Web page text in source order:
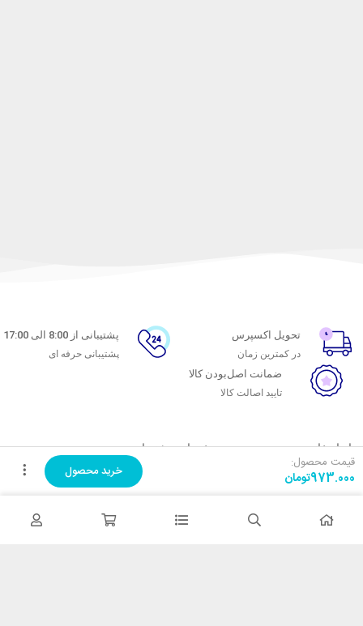
قیمت محصول:
تومان973.000 خرید محصول
تحویل اکسپرس
در کمترین زمان
پشتیبانی از 8:00 الی 17:00
پشتیبانی حرفه ای
ضمانت اصل‌بودن کالا
تایید اصالت کالا
با ماه خانوم
اتاق خبر ماه خانوم
همکاری با سازمان‌ها
خدمات مشتریان
پاسخ به پرسش‌های متداول
شرایط استفاده